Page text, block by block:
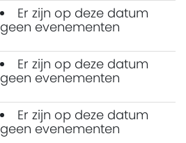
Er zijn op deze datum
geen evenementen
Er zijn op deze datum
geen evenementen
Er zijn op deze datum
geen evenementen